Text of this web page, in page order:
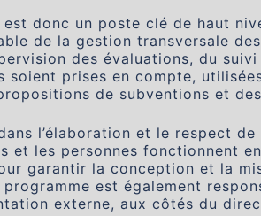
donc un poste clé de haut
de la gestion transversale
des évaluations, du
soient prises en compte,
de subventions et
l’élaboration et le respect
et les personnes fonctionnent
garantir la conception et la
est également
externe, aux côtés du